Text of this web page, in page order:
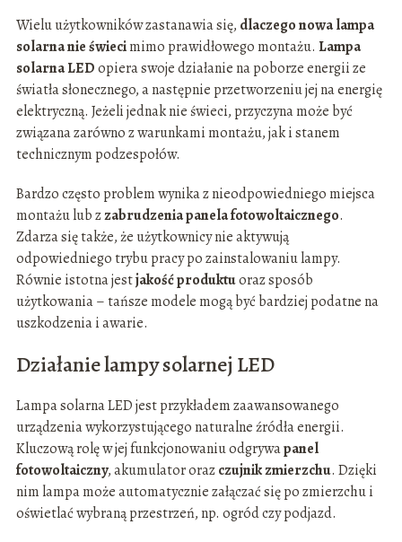
Wielu użytkowników zastanawia się, dlaczego nowa lampa
solarna nie świecimimo prawidłowego montażu. Lampa
solarna LEDopiera swoje działanie na poborze energii ze
światła słonecznego, a następnie przetworzeniu jej na energię
elektryczną. Jeżeli jednak nie świeci, przyczyna może być
związana zarówno z warunkami montażu, jak i stanem
technicznym podzespołów.
Bardzo często problem wynika z nieodpowiedniego miejsca
montażu lub zzabrudzenia panela fotowoltaicznego.
Zdarza się także, że użytkownicy nie aktywują
odpowiedniego trybu pracy po zainstalowaniu lampy.
Równie istotna jestjakość produktuoraz sposób
użytkowania – tańsze modele mogą być bardziej podatne na
uszkodzenia i awarie.
Działanie lampy solarnej LED
Lampa solarna LED jest przykładem zaawansowanego
urządzenia wykorzystującego naturalne źródła energii.
Kluczową rolę w jej funkcjonowaniu odgrywapanel
fotowoltaiczny, akumulator orazczujnik zmierzchu. Dzięki
nim lampa może automatycznie załączać się po zmierzchu i
oświetlać wybraną przestrzeń, np. ogród czy podjazd.